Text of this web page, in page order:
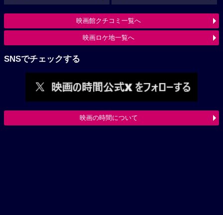
映画館クチコミ一覧へ
映画ロケ地一覧へ
SNSでチェックする
映画の時間について